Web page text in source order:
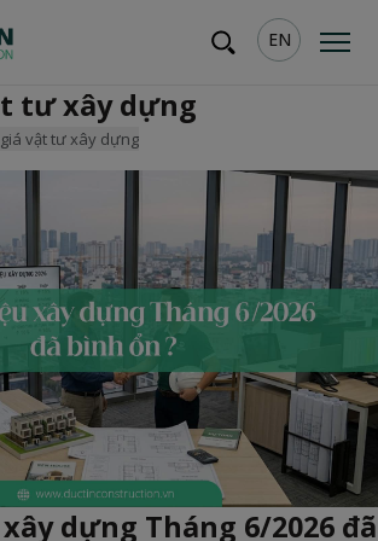
EN
tư xây dựng
vật tư xây dựng
dựng Tháng 6/2026 đã